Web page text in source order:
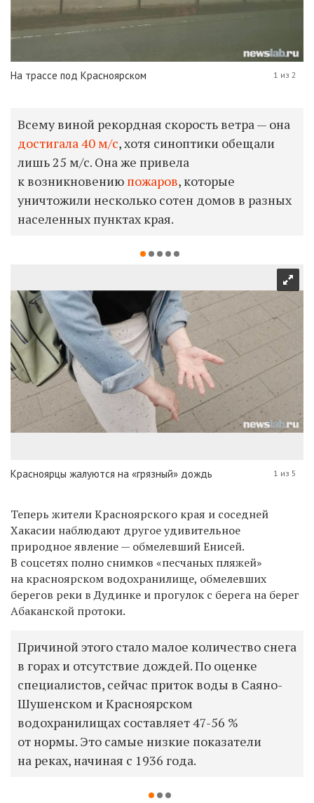
На трассе под Красноярском 1 из 2
Всему виной рекордная скорость ветра — она
достигала 40 м/с, хотя синоптики обещали
лишь 25 м/с. Она же привела
к возникновению пожаров, которые
уничтожили несколько сотен домов в разных
населенных пунктах края.
Красноярцы жалуются на «грязный» дождь 1 из 5
Теперь жители Красноярского края и соседней
Хакасии наблюдают другое удивительное
природное явление — обмелевший Енисей.
В соцсетях полно снимков «песчаных пляжей»
на красноярском водохранилище, обмелевших
берегов реки в Дудинке и прогулок с берега на берег
Абаканской протоки.
Причиной этого стало малое количество снега
в горах и отсутствие дождей. По оценке
специалистов, сейчас приток воды в Саяно-
Шушенском и Красноярском
водохранилищах составляет 47-56 %
от нормы. Это самые низкие показатели
на реках, начиная с 1936 года.